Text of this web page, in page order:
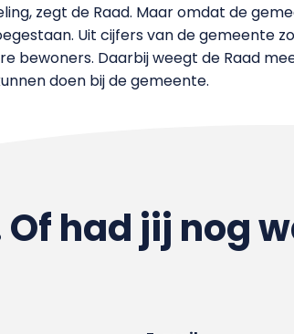
zegt de Raad. Maar omdat de
Uit cijfers van de gemeente
bewoners. Daarbij weegt de Raad
doen bij de gemeente.
Of had jij nog